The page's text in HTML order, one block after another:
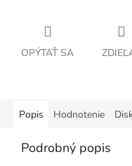
OPÝTAŤ SA
Popis Hodnotenie
Podrobný popis